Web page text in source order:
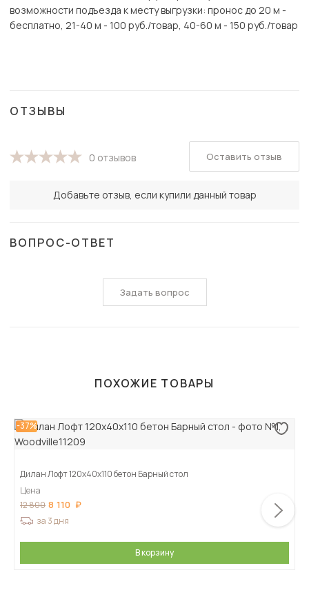
возможности подъезда к месту выгрузки: пронос до 20 м -
бесплатно, 21-40 м - 100 руб./товар, 40-60 м - 150 руб./товар
ОТЗЫВЫ
0 отзывов
Добавьте отзыв, если купили данный товар
Оставить отзыв
ВОПРОС-ОТВЕТ
Задать вопрос
ПОХОЖИЕ ТОВАРЫ
-37%
Дилан Лофт 120х40х110 бетон Барный стол
Цена
12 800 8 110
за 3 дня
В корзину